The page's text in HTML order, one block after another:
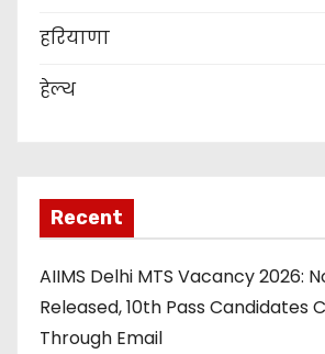
हरियाणा
हेल्थ
Recent
AIIMS Delhi MTS Vacancy 2026:
Released, 10th Pass Candidates
Through Email